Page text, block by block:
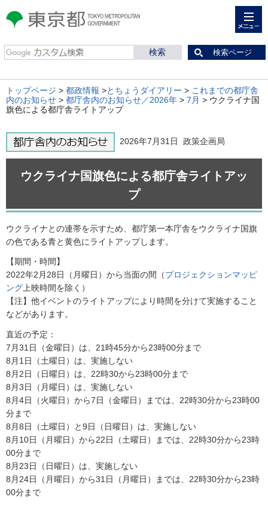
東京都 TOKYO METROPOLITAN
GOVERNMENT
検索ページ
トップページ > 都政情報 >とちょうダイアリー > これまでの都庁舎
内のお知らせ > 都庁舎内のお知らせ／2026年 > 7月 > ウクライナ国
旗色による都庁舎ライトアップ
2026年7月31日 政策企画局
ウクライナ国旗色による都庁舎ライトアッ
プ
ウクライナとの連帯を示すため、都庁第一本庁舎をウクライナ国旗
の色である青と黄色にライトアップします。
【期間・時間】
2022年2月28日（月曜日）から当面の間（プロジェクションマッピ
ング上映時間を除く）
【注】他イベントのライトアップにより時間を分けて実施すること
などがあります。
直近の予定：
7月31日（金曜日）は、21時45分から23時00分まで
8月1日（土曜日）は、実施しない
8月2日（日曜日）は、22時30から23時00分まで
8月3日（月曜日）は、実施しない
8月4日（火曜日）から7日（金曜日）までは、22時30分から23時00
分まで
8月8日（土曜日）と9日（日曜日）は、実施しない
8月10日（月曜日）から22日（土曜日）までは、22時30分から23時
00分まで
8月23日（日曜日）は、実施しない
8月24日（月曜日）から31日（月曜日）までは、22時30分から23時
00分まで